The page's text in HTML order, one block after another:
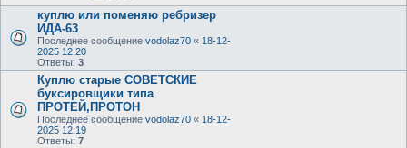
куплю или поменяю ребризер
ИДА-63
Последнее сообщение vodolaz70 « 18-12-
2025 12:20
Ответы: 3
Куплю старые СОВЕТСКИЕ
буксировщики типа
ПРОТЕЙ,ПРОТОН
Последнее сообщение vodolaz70 « 18-12-
2025 12:19
Ответы: 7